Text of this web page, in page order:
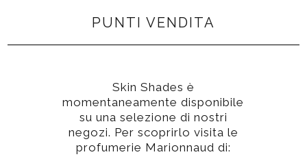
PUNTI VENDITA
Skin Shades è
momentaneamente disponibile
su una selezione di nostri
negozi. Per scoprirlo visita le
profumerie Marionnaud di: